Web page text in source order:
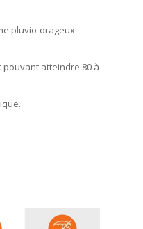
pluvio-orageux
atteindre 80 à